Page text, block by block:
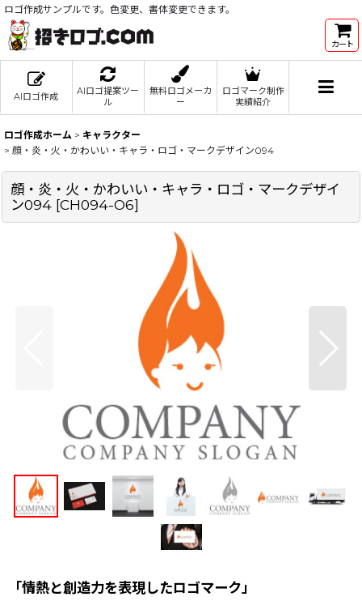
ロゴ作成サンプルです。色変更、書体変更できます。
カート
AIロゴ作成
AIロゴ提案ツー
ル
無料ロゴメーカ
ー
ロゴマーク制作
実績紹介
ロゴ作成ホーム > キャラクター
> 顔・炎・火・かわいい・キャラ・ロゴ・マークデザイン094
顔・炎・火・かわいい・キャラ・ロゴ・マークデザイ
ン094 [CH094-O6]
「情熱と創造力を表現したロゴマーク」